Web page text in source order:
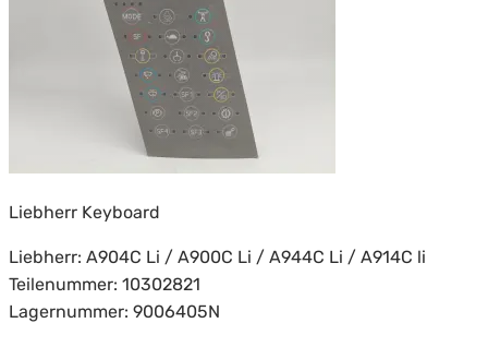
Liebherr Keyboard
Liebherr: A904C Li / A900C Li / A944C Li / A914C li
Teilenummer: 10302821
Lagernummer: 9006405N